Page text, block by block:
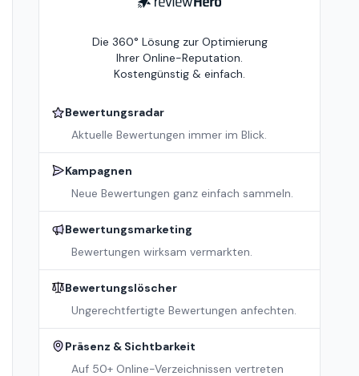
Die 360° Lösung zur Optimierung
Ihrer Online-Reputation.
Kostengünstig & einfach.
Bewertungsradar
Aktuelle Bewertungen immer im Blick.
Kampagnen
Neue Bewertungen ganz einfach sammeln.
Bewertungsmarketing
Bewertungen wirksam vermarkten.
Bewertungslöscher
Ungerechtfertigte Bewertungen anfechten.
Präsenz & Sichtbarkeit
Auf 50+ Online-Verzeichnissen vertreten